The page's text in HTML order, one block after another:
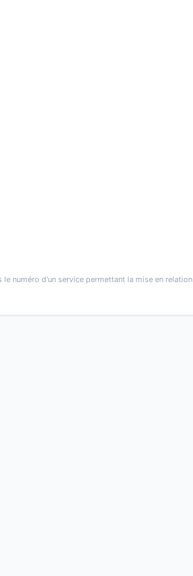
numéro d'un service permettant la mise en relation